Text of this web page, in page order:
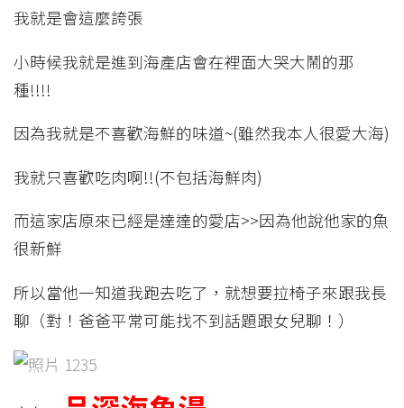
我就是會這麼誇張
小時候我就是進到海產店會在裡面大哭大鬧的那
種!!!!
因為我就是不喜歡海鮮的味道~(雖然我本人很愛大海)
我就只喜歡吃肉啊!!(不包括海鮮肉)
而這家店原來已經是達達的愛店>>因為他說他家的魚
很新鮮
所以當他一知道我跑去吃了，就想要拉椅子來跟我長
聊（對！爸爸平常可能找不到話題跟女兒聊！）